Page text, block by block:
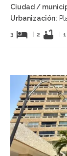
Ciudad /
Urbanización:
3 hotel 2 bathtub 1